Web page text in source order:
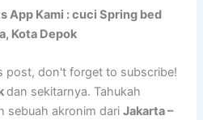
App Kami : cuci Spring bed
Kota Depok
post, don't forget to subscribe!
dan sekitarnya. Tahukah
sebuah akronim dariJakarta –